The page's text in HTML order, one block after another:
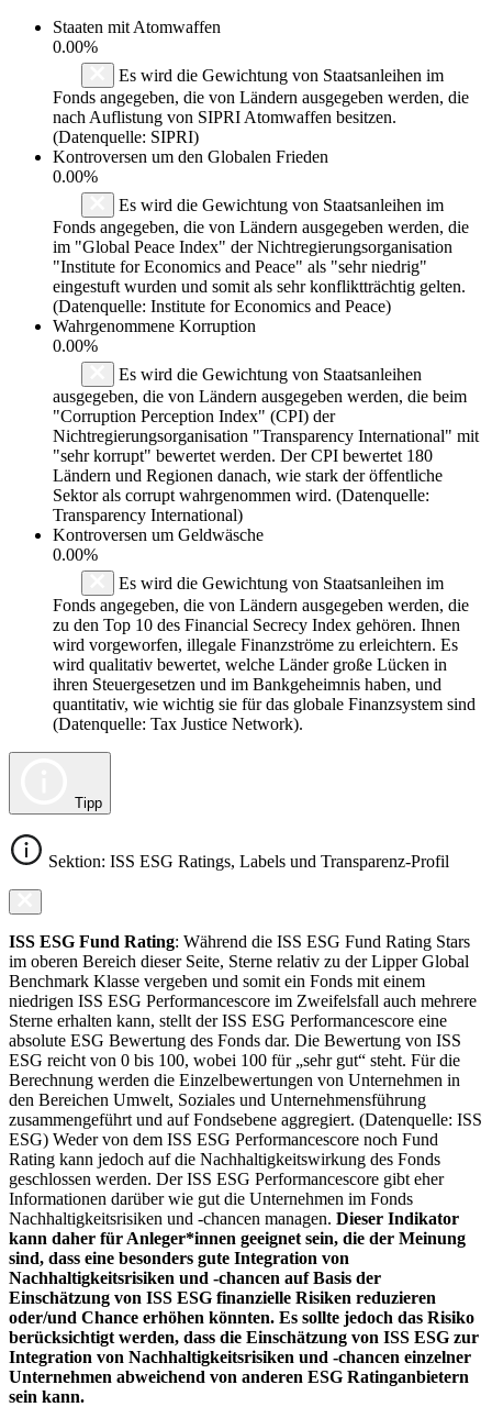
Staaten mit Atomwaffen
0.00%
Es wird die Gewichtung von Staatsanleihen im
Fonds angegeben, die von Ländern ausgegeben werden, die
nach Auflistung von SIPRI Atomwaffen besitzen.
(Datenquelle: SIPRI)
Kontroversen um den Globalen Frieden
0.00%
Es wird die Gewichtung von Staatsanleihen im
Fonds angegeben, die von Ländern ausgegeben werden, die
im "Global Peace Index" der Nichtregierungsorganisation
"Institute for Economics and Peace" als "sehr niedrig"
eingestuft wurden und somit als sehr konfliktträchtig gelten.
(Datenquelle: Institute for Economics and Peace)
Wahrgenommene Korruption
0.00%
Es wird die Gewichtung von Staatsanleihen
ausgegeben, die von Ländern ausgegeben werden, die beim
"Corruption Perception Index" (CPI) der
Nichtregierungsorganisation "Transparency International" mit
"sehr korrupt" bewertet werden. Der CPI bewertet 180
Ländern und Regionen danach, wie stark der öffentliche
Sektor als corrupt wahrgenommen wird. (Datenquelle:
Transparency International)
Kontroversen um Geldwäsche
0.00%
Es wird die Gewichtung von Staatsanleihen im
Fonds angegeben, die von Ländern ausgegeben werden, die
zu den Top 10 des Financial Secrecy Index gehören. Ihnen
wird vorgeworfen, illegale Finanzströme zu erleichtern. Es
wird qualitativ bewertet, welche Länder große Lücken in
ihren Steuergesetzen und im Bankgeheimnis haben, und
quantitativ, wie wichtig sie für das globale Finanzsystem sind
(Datenquelle: Tax Justice Network).
Tipp
Sektion: ISS ESG Ratings, Labels und Transparenz-Profil
ISS ESG Fund Rating: Während die ISS ESG Fund Rating Stars
im oberen Bereich dieser Seite, Sterne relativ zu der Lipper Global
Benchmark Klasse vergeben und somit ein Fonds mit einem
niedrigen ISS ESG Performancescore im Zweifelsfall auch mehrere
Sterne erhalten kann, stellt der ISS ESG Performancescore eine
absolute ESG Bewertung des Fonds dar. Die Bewertung von ISS
ESG reicht von 0 bis 100, wobei 100 für „sehr gut“ steht. Für die
Berechnung werden die Einzelbewertungen von Unternehmen in
den Bereichen Umwelt, Soziales und Unternehmensführung
zusammengeführt und auf Fondsebene aggregiert. (Datenquelle: ISS
ESG) Weder von dem ISS ESG Performancescore noch Fund
Rating kann jedoch auf die Nachhaltigkeitswirkung des Fonds
geschlossen werden. Der ISS ESG Performancescore gibt eher
Informationen darüber wie gut die Unternehmen im Fonds
Nachhaltigkeitsrisiken und -chancen managen. Dieser Indikator
kann daher für Anleger*innen geeignet sein, die der Meinung
sind, dass eine besonders gute Integration von
Nachhaltigkeitsrisiken und -chancen auf Basis der
Einschätzung von ISS ESG finanzielle Risiken reduzieren
oder/und Chance erhöhen könnten. Es sollte jedoch das Risiko
berücksichtigt werden, dass die Einschätzung von ISS ESG zur
Integration von Nachhaltigkeitsrisiken und -chancen einzelner
Unternehmen abweichend von anderen ESG Ratinganbietern
sein kann.